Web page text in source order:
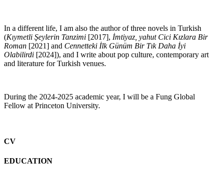
In a different life, I am also the author of three novels in Turkish
(Kıymetli Şeylerin Tanzimi [2017], İmtiyaz, yahut Cici Kızlara Bir
Roman [2021] and Cennetteki İlk Günüm Bir Tık Daha İyi
Olabilirdi [2024]), and I write about pop culture, contemporary art
and literature for Turkish venues.
During the 2024-2025 academic year, I will be a Fung Global
Fellow at Princeton University.
CV
EDUCATION